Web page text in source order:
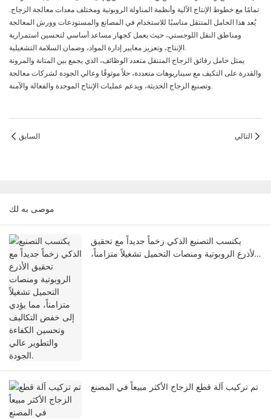
تمامًا مع خطوط الإنتاج الآلية وأنظمة المناولة الروبوتية ومختلف معدات معالجة الزجاج.
يُعد هذا الحامل المتنقل مناسبًا للاستخدام في المصانع والمستودعات وورش المعالجة
ومناطق النقل اللوجستي، حيث يعمل كجهاز مساعد أساسي لتحسين استمرارية
الإنتاج، وتعزيز معايير إدارة المواد، وضمان السلامة التشغيلية.
يمثل حامل رقائق الزجاج المتنقل متعدد الوظائف، الذي يجمع بين المتانة والمرونة
والقدرة على التكيف مع سيناريوهات متعددة، حلاً موثوقًا وعالي الجودة لشركات معالجة
وتصنيع الزجاج الحديثة، ويدعم عمليات الإنتاج الموحدة والفعالة والآمنة.
السابق التالي
موصى به لك
يكتسب التصنيع الذكي زخماً جديداً مع تحقيق
الأذرع الروبوتية ومنصات التحميل تشغيلاً متزامناً،
تم تركيب آلة قطع الزجاج الأكثر مبيعاً في المصنع